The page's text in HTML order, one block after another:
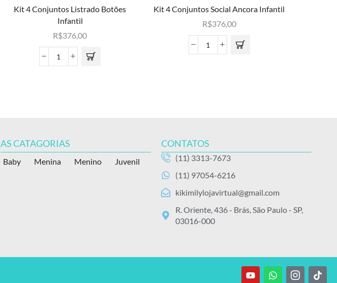
Kit 4 Conjuntos Listrado Botões
Infantil
R$376,00
Kit 4 Conjuntos Social Ancora Infantil
R$376,00
AS CATAGORIAS
Baby Menina Menino Juvenil
CONTATOS
(11) 3313-7673
(11) 97054-6216
kikimilylojavirtual@gmail.com
R. Oriente, 436 - Brás, São Paulo - SP,
03016-000